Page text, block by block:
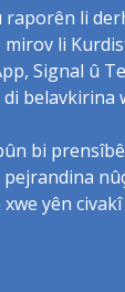
raporên li
li
Signal û
belavkirina
bi
yên